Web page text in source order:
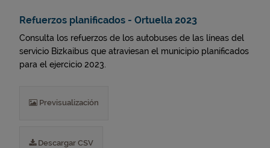
Refuerzos planificados - Ortuella 2023
Consulta los refuerzos de los autobuses de las líneas del
servicio Bizkaibus que atraviesan el municipio planificados
para el ejercicio 2023.
Previsualización
Descargar CSV